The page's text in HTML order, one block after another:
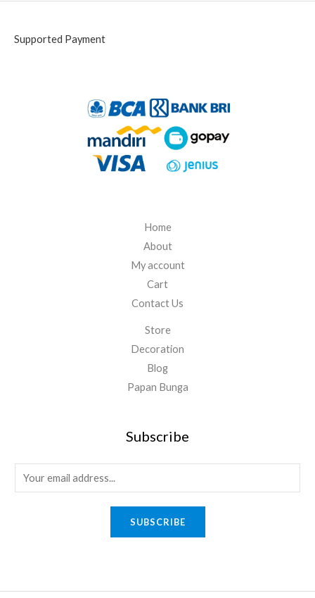
Supported Payment
Home
About
My account
Cart
Contact Us
Store
Decoration
Blog
Papan Bunga
Subscribe
m
SUBSCRIBE